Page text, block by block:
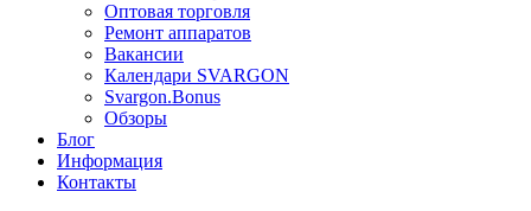
Оптовая торговля
Ремонт аппаратов
Вакансии
Календари SVARGON
Svargon.Bonus
Обзоры
Блог
Информация
Контакты